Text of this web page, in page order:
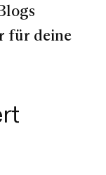
für deine